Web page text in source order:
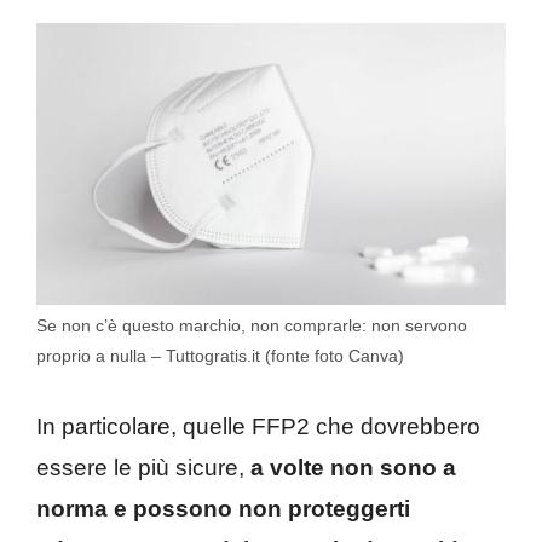
Se non c’è questo marchio, non comprarle: non servono
proprio a nulla – Tuttogratis.it (fonte foto Canva)
In particolare, quelle FFP2 che dovrebbero
essere le più sicure, a volte non sono a
norma e possono non proteggerti